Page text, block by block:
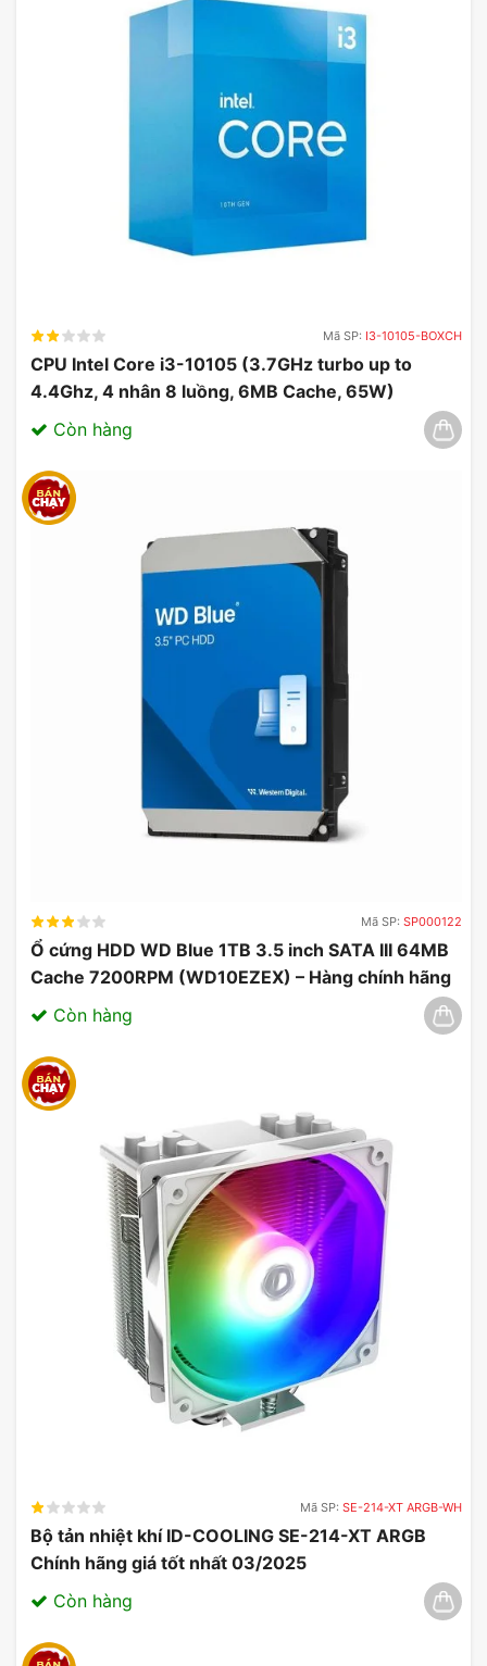
Mã SP: I3-10105-BOXCH
CPU Intel Core i3-10105 (3.7GHz turbo up to
4.4Ghz, 4 nhân 8 luồng, 6MB Cache, 65W)
03/2025
Còn hàng
Mã SP: SP000122
Ổ cứng HDD WD Blue 1TB 3.5 inch SATA III 64MB
Cache 7200RPM (WD10EZEX) – Hàng chính hãng
03/2025
Còn hàng
Mã SP: SE-214-XT ARGB-WH
Bộ tản nhiệt khí ID-COOLING SE-214-XT ARGB
Chính hãng giá tốt nhất 03/2025
Còn hàng